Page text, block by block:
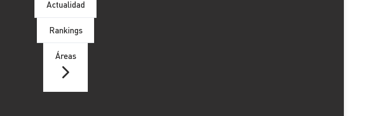
Actualidad
Rankings
Áreas